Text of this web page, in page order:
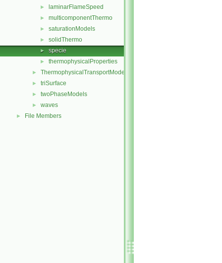
► laminarFlameSpeed
► multicomponentThermo
► saturationModels
► solidThermo
► specie
► thermophysicalProperties
► ThermophysicalTransportModels
► triSurface
► twoPhaseModels
► waves
► File Members